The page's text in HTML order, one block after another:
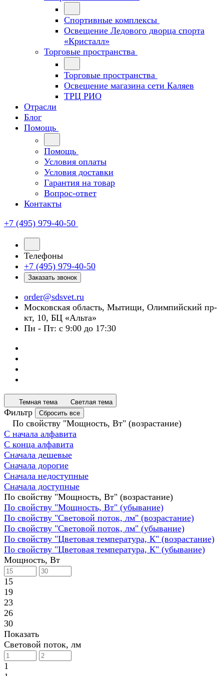
Спортивные комплексы
Освещение Ледового дворца спорта
«Кристалл»
Торговые пространства
Торговые пространства
Освещение магазина сети Каляев
ТРЦ РИО
Отрасли
Блог
Помощь
Помощь
Условия оплаты
Условия доставки
Гарантия на товар
Вопрос-ответ
Контакты
+7 (495) 979-40-50
Телефоны
+7 (495) 979-40-50
Заказать звонок
order@sdsvet.ru
Московская область, Мытищи, Олимпийский пр-
кт, 10, БЦ «Альта»
Пн - Пт: с 9:00 до 17:30
Темная тема Светлая тема
Фильтр Сбросить все
По свойству "Мощность, Вт" (возрастание)
С начала алфавита
С конца алфавита
Сначала дешевые
Сначала дорогие
Сначала недоступные
Сначала доступные
По свойству "Мощность, Вт" (возрастание)
По свойству "Мощность, Вт" (убывание)
По свойству "Световой поток, лм" (возрастание)
По свойству "Световой поток, лм" (убывание)
По свойству "Цветовая температура, К" (возрастание)
По свойству "Цветовая температура, К" (убывание)
Мощность, Вт
15
19
23
26
30
Показать
Световой поток, лм
1